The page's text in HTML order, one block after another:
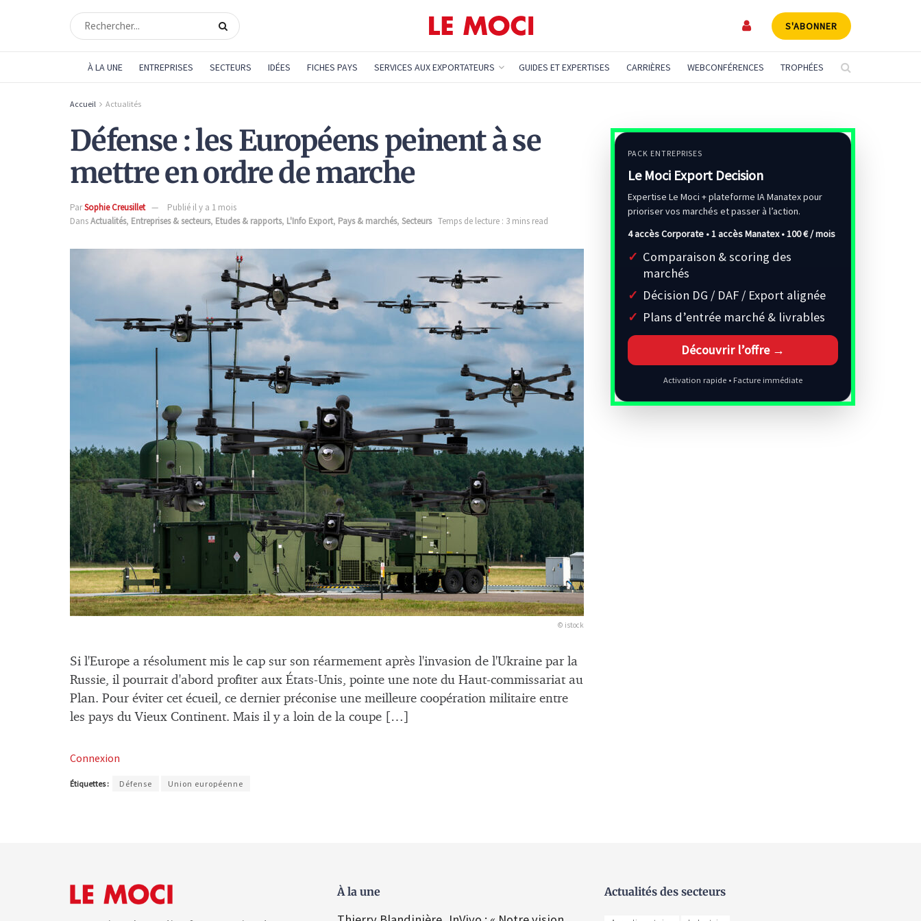
S'ABONNER
À LA UNE ENTREPRISES SECTEURS IDÉES FICHES PAYS SERVICES AUX EXPORTATEURS GUIDES ET EXPERTISES CARRIÈRES WEBCONFÉRENCES TROPHÉES
Accueil Actualités
Défense : les Européens peinent à se
mettre en ordre de marche
ParSophie Creusillet
Publié il y a 1 mois
DansActualités, Entreprises & secteurs, Etudes & rapports, L'Info Export, Pays & marchés, Secteurs Temps de lecture : 3 mins read
© istock
Si l'Europe a résolument mis le cap sur son réarmement après l'invasion de l'Ukraine par la
Russie, il pourrait d'abord profiter aux États-Unis, pointe une note du Haut-commissariat au
Plan. Pour éviter cet écueil, ce dernier préconise une meilleure coopération militaire entre
les pays du Vieux Continent. Mais il y a loin de la coupe […]
Connexion
Étiquettes : Défense Union européenne
PACK ENTREPRISES
Le Moci Export Decision
Expertise Le Moci + plateforme IA Manatex pour
prioriser vos marchés et passer à l’action.
4 accès Corporate • 1 accès Manatex •100 € / mois
Comparaison & scoring des
marchés
Décision DG / DAF / Export alignée
Plans d’entrée marché & livrables
Découvrir l’offre →
Activation rapide • Facture immédiate
À la une Actualités des secteurs